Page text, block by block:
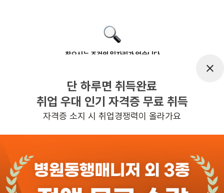
찾으시는 조건의 일자리가 없습니다
반경 3KM 이내의 일자리 확인하기
단 하루면 취득완료
취업 우대 인기 자격증 무료 취득
자격증 소지 시 취업경쟁력이 올라가요